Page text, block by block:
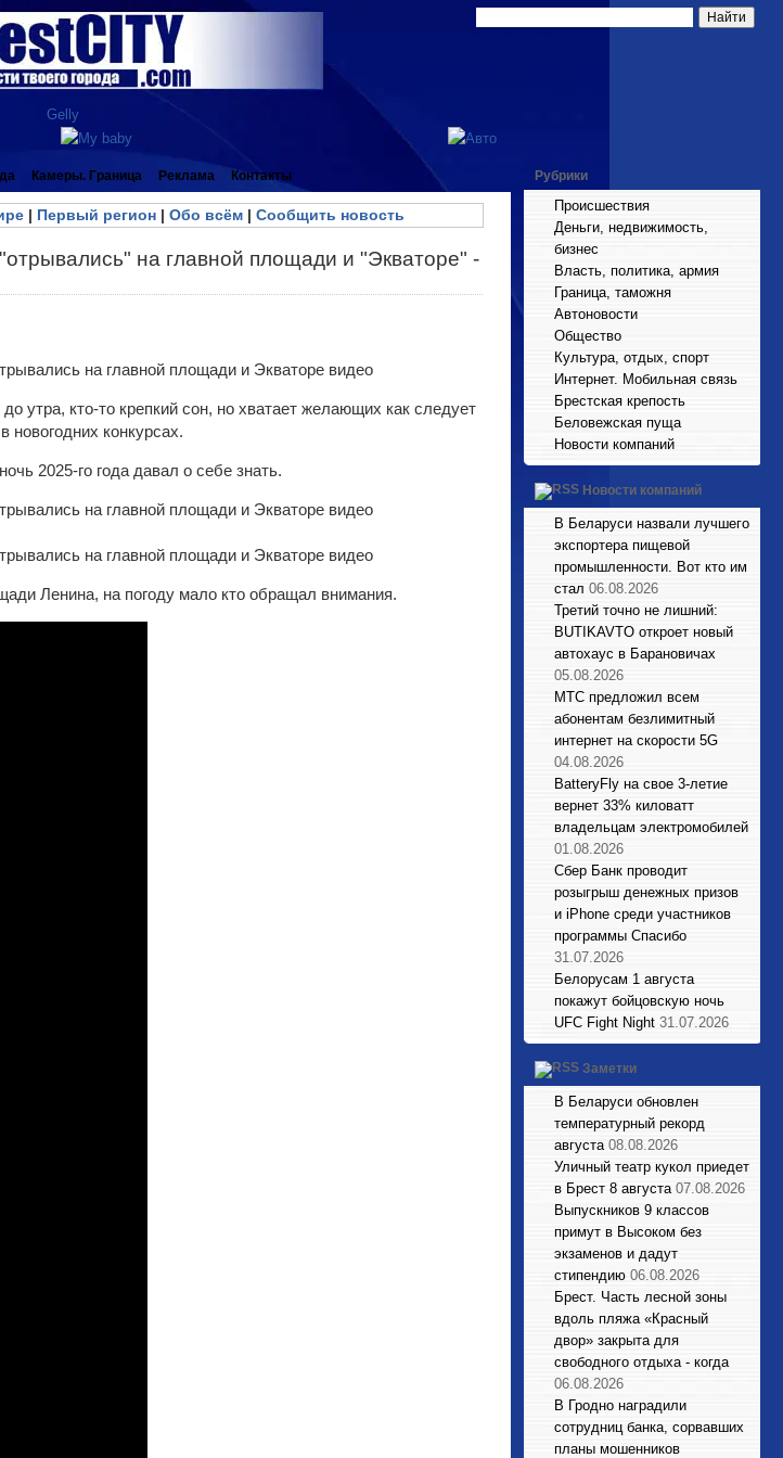
Камеры. Граница Реклама Контакты
| Первый регион| Обо всём| Сообщить новость
на главной площади и "Экваторе" -
утра, кто-то крепкий сон, но хватает желающих как следует
новогодних конкурсах.
2025-го года давал о себе знать.
Ленина, на погоду мало кто обращал внимания.
Рубрики
Происшествия
Деньги, недвижимость,
бизнес
Власть, политика, армия
Граница, таможня
Автоновости
Общество
Культура, отдых, спорт
Интернет. Мобильная связь
Брестская крепость
Беловежская пуща
Новости компаний
Новости компаний
В Беларуси назвали лучшего
экспортера пищевой
промышленности. Вот кто им
стал 06.08.2026
Третий точно не лишний:
BUTIKAVTO откроет новый
автохаус в Барановичах
05.08.2026
МТС предложил всем
абонентам безлимитный
интернет на скорости 5G
04.08.2026
BatteryFly на свое 3-летие
вернет 33% киловатт
владельцам электромобилей
01.08.2026
Сбер Банк проводит
розыгрыш денежных призов
и iPhone среди участников
программы Спасибо
31.07.2026
Белорусам 1 августа
покажут бойцовскую ночь
UFC Fight Night 31.07.2026
Заметки
В Беларуси обновлен
температурный рекорд
августа 08.08.2026
Уличный театр кукол приедет
в Брест 8 августа 07.08.2026
Выпускников 9 классов
примут в Высоком без
экзаменов и дадут
стипендию 06.08.2026
Брест. Часть лесной зоны
вдоль пляжа «Красный
двор» закрыта для
свободного отдыха - когда
06.08.2026
В Гродно наградили
сотрудниц банка, сорвавших
планы мошенников